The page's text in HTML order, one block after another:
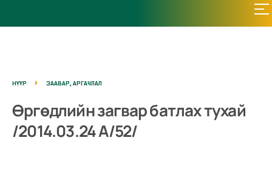
НҮҮР ЗААВАР, АРГАЧЛАЛ
Өргөдлийн загвар батлах тухай
/2014.03.24 А/52/